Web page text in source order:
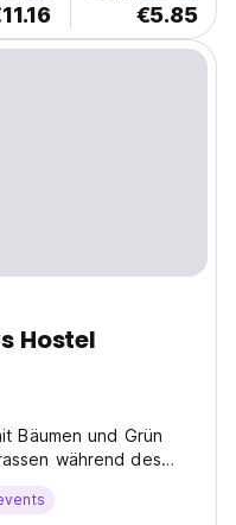
€5.85
Hostel
Bäumen und Grün
während des
beim Trinken eines